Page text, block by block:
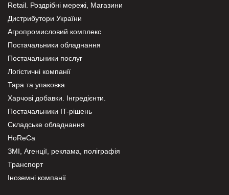
Retail. Роздрібні мережі, Магазини
Дистрибутори України
Агропромисловий комплекс
Постачальники обладнання
Постачальники послуг
Логістичні компанії
Тара та упаковка
Харчові добавки. Інгредієнти.
Постачальники IT-рішень
Складське обладнання
HoReCa
ЗМІ, Агенції, реклама, поліграфія
Транспорт
Іноземні компанії